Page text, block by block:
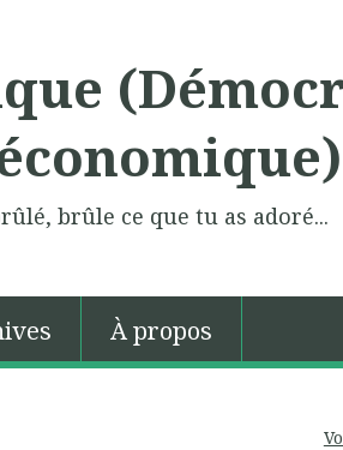
brûle ce que tu as adoré...
À propos